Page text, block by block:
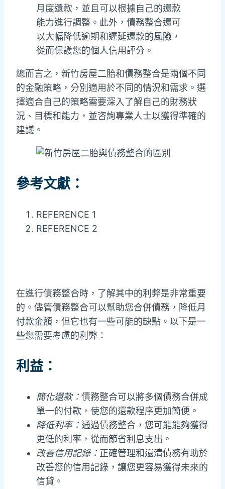
月度還款，並且可以根據自己的還款
能力進行調整。此外，債務整合還可
以大幅降低逾期和遲延還款的風險，
從而保護您的個人信用評分。
總而言之，新竹房屋二胎和債務整合是兩個不同
的金融策略，分別適用於不同的情況和需求。選
擇適合自己的策略需要深入了解自己的財務狀
況、目標和能力，並咨詢專業人士以獲得準確的
建議。
參考文獻：
REFERENCE 1
REFERENCE 2
在進行債務整合時，了解其中的利弊是非常重要
的。儘管債務整合可以幫助您合併債務，降低月
付款金額，但它也有一些可能的缺點。以下是一
些您需要考慮的利弊：
利益：
簡化還款： 債務整合可以將多個債務合併成
單一的付款，使您的還款程序更加簡便。
降低利率： 通過債務整合，您可能能夠獲得
更低的利率，從而節省利息支出。
改善信用記錄： 正確管理和還清債務有助於
改善您的信用記錄，讓您更容易獲得未來的
信貸。